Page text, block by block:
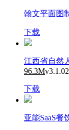
翰文平面图
下载
江西省自然
96.3M
下载
亚能SaaS餐